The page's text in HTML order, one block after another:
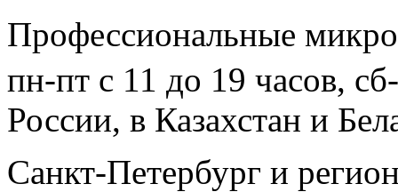
Профессиональные
пн-пт с 11 до 19 часов,
России, в Казахстан и
Санкт-Петербург и